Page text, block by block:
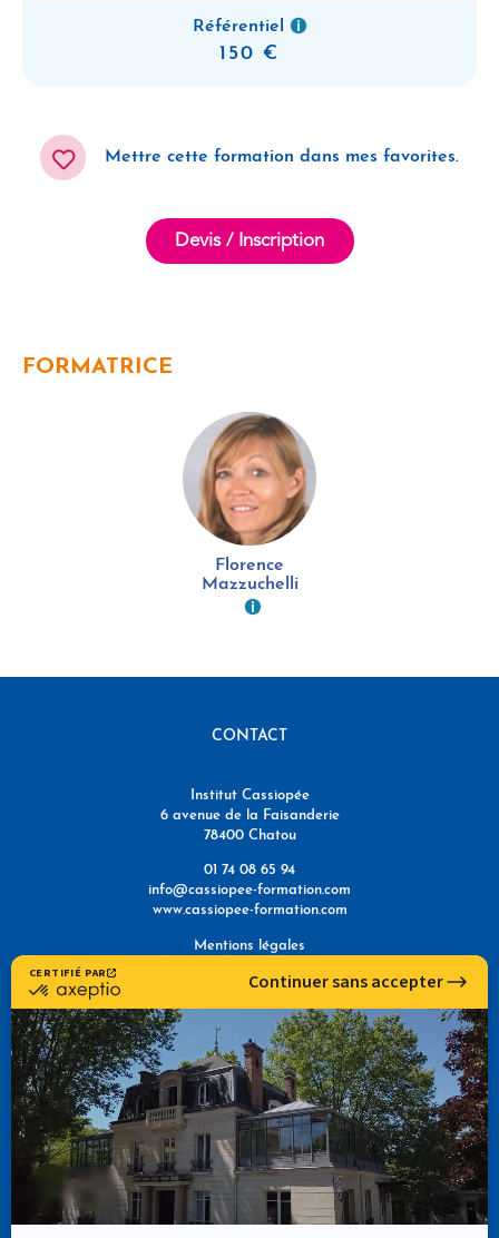
Référentiel
150
Mettre cette formation dans mes favorites.
Devis / Inscription
FORMATRICE
Florence
Mazzuchelli
CONTACT
Institut Cassiopée
6 avenue de la Faisanderie
78400 Chatou
01 74 08 65 94
info@cassiopee-formation.com
www.cassiopee-formation.com
Mentions légales
NOUS TROUVER